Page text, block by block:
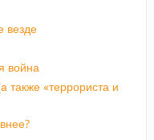
везде
война
также «террориста и